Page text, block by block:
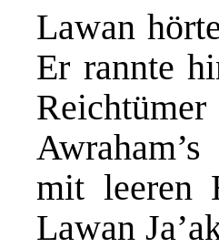
Lawan
Er rannte
mit leeren
Lawan